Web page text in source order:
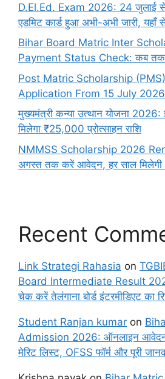
D.El.Ed. Exam 2026: 24 जुलाई से
एडमिट कार्ड हुआ अभी-अभी जारी,
Bihar Board Matric Inter
Payment Status Check: कब तक
Post Matric Scholarship
Application From 15 July 2026
मुख्यमंत्री कन्या उत्थान योजना 2026:
मिलेगा ₹25,000 प्रोत्साहन राशि
NMMSS Scholarship 2026
अगस्त तक करें आवेदन, हर साल मिलेगी
Recent
Link Strategi Rahasia on
Board Intermediate Result
चेक करें तेलंगाना बोर्ड इंटरमीडिएट का
Student Ranjan kumar on
Admission 2026: ऑनलाइन आवेदन
मेरिट लिस्ट, OFSS फॉर्म और पूरी